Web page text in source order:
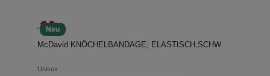
Neu
McDavid KNÖCHELBANDAGE, ELASTISCH,SCHW
Unisex